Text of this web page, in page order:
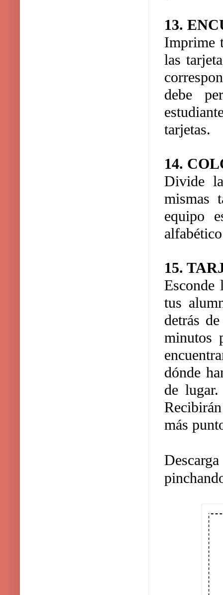
13.
Imprime
las
debe
tarjetas.
14.
Divide
mismas
equipo
15.
Esconde
tus
detrás
minutos
dónde
de
más